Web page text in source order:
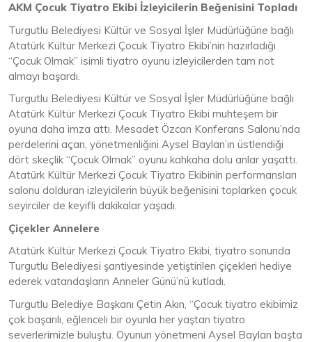
AKM Çocuk Tiyatro Ekibi İzleyicilerin Beğenisini Topladı
Turgutlu Belediyesi Kültür ve Sosyal İşler Müdürlüğüne bağlı
Atatürk Kültür Merkezi Çocuk Tiyatro Ekibi’nin hazırladığı
“Çocuk Olmak” isimli tiyatro oyunu izleyicilerden tam not
almayı başardı.
Turgutlu Belediyesi Kültür ve Sosyal İşler Müdürlüğüne bağlı
Atatürk Kültür Merkezi Çocuk Tiyatro Ekibi muhteşem bir
oyuna daha imza attı. Mesadet Özcan Konferans Salonu’nda
perdelerini açan, yönetmenliğini Aysel Baylan’ın üstlendiği
dört skeçlik “Çocuk Olmak” oyunu kahkaha dolu anlar yaşattı.
Atatürk Kültür Merkezi Çocuk Tiyatro Ekibinin performansları
salonu dolduran izleyicilerin büyük beğenisini toplarken çocuk
seyirciler de keyifli dakikalar yaşadı.
Çiçekler Annelere
Atatürk Kültür Merkezi Çocuk Tiyatro Ekibi, tiyatro sonunda
Turgutlu Belediyesi şantiyesinde yetiştirilen çiçekleri hediye
ederek vatandaşların Anneler Günü’nü kutladı.
Turgutlu Belediye Başkanı Çetin Akın, “Çocuk tiyatro ekibimiz
çok başarılı, eğlenceli bir oyunla her yaştan tiyatro
severlerimizle buluştu. Oyunun yönetmeni Aysel Baylan başta